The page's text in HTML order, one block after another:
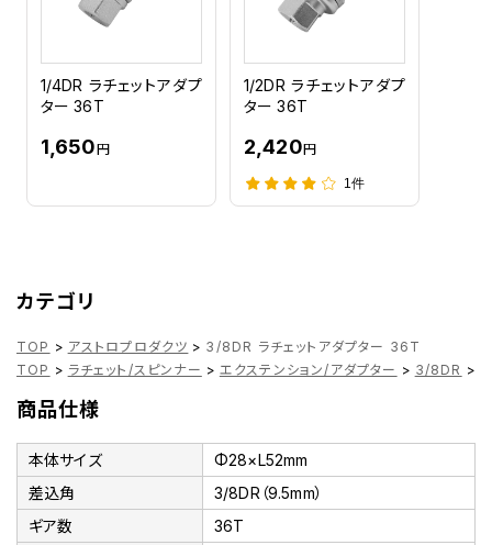
1/4DR ラチェットアダプ
ター 36T
1,650円
1/2DR ラチェットアダプ
ター 36T
2,420円
1件
カテゴリ
TOP > アストロプロダクツ > 3/8DR ラチェットアダプター 36T
TOP > ラチェット/スピンナー > エクステンション/アダプター > 3/8DR >
商品仕様
本体サイズ
Φ28×L52mm
差込角
3/8DR（9.5mm）
ギア数
36T